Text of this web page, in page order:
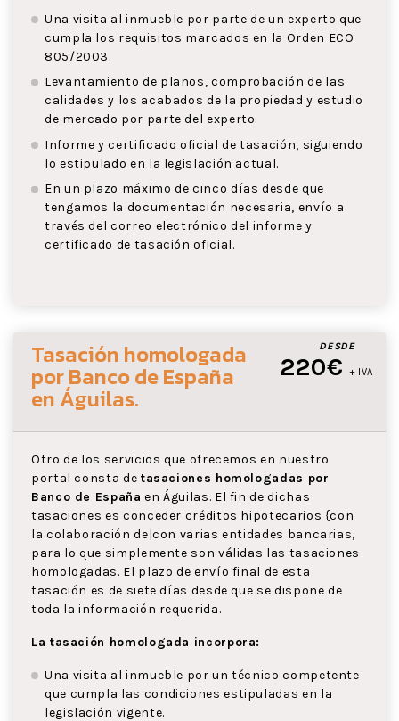
Una visita al inmueble por parte de un experto que
cumpla los requisitos marcados en la Orden ECO
805/2003.
Levantamiento de planos, comprobación de las
calidades y los acabados de la propiedad y estudio
de mercado por parte del experto.
Informe y certificado oficial de tasación, siguiendo
lo estipulado en la legislación actual.
En un plazo máximo de cinco días desde que
tengamos la documentación necesaria, envío a
través del correo electrónico del informe y
certificado de tasación oficial.
DESDE
220€ + IVA
Tasación homologada
por Banco de España
en Águilas.
Otro de los servicios que ofrecemos en nuestro
portal consta de tasaciones homologadas por
Banco de España en Águilas. El fin de dichas
tasaciones es conceder créditos hipotecarios {con
la colaboración de|con varias entidades bancarias,
para lo que simplemente son válidas las tasaciones
homologadas. El plazo de envío final de esta
tasación es de siete días desde que se dispone de
toda la información requerida.
La tasación homologada incorpora:
Una visita al inmueble por un técnico competente
que cumpla las condiciones estipuladas en la
legislación vigente.